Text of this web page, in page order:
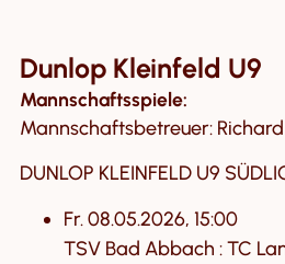
Dunlop Kleinfeld U9
Mannschaftsspiele:
Mannschaftsbetreuer:
DUNLOP KLEINFELD U9
Fr. 08.05.2026, 15:00
TSV Bad Abbach : TC